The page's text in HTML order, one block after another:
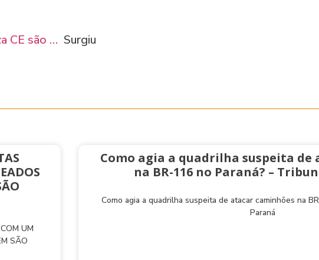
CE são … Surgiu
UM
SÃO
Como agia a quadrilha suspeita de
na BR-116 no Paraná? –
Como agia a quadrilha suspeita de atacar caminhões na
Paraná